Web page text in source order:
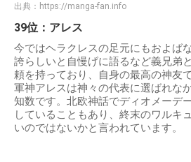
出典： https://manga-fan.info
39位：アレス
今ではヘラクレスの足元にもおよば
誇らしいと自慢げに語るなど義兄弟
頼を持っており、自身の最高の神友
軍神アレスは神々の代表に選ばれな
知数です。北欧神話でディオメーデ
していることもあり、終末のワルキ
いのではないかと言われています。